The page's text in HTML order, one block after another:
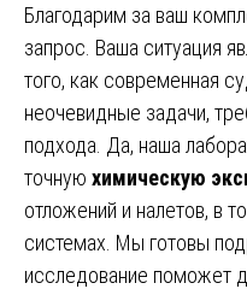
Благодарим за ваш
запрос. Ваша ситуация
того, как современная
неочевидные задачи,
подхода. Да, наша
точную химическую
отложений и налетов, в
системах. Мы готовы
исследование поможет